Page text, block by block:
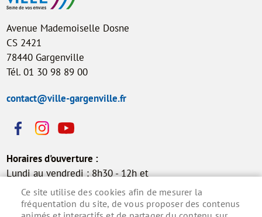
Avenue Mademoiselle Dosne
CS 2421
78440 Gargenville
Tél. 01 30 98 89 00
contact@ville-gargenville.fr
Horaires d'ouverture :
Lundi au vendredi : 8h30 - 12h et
13h30 - 17h30
Samedi : 9h - 12h (permanence
Ce site utilise des cookies afin de mesurer la
fréquentation du site, de vous proposer des contenus